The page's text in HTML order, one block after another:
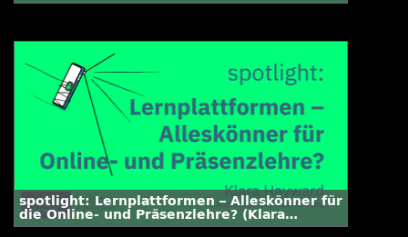
spotlight: Lernplattformen – Alleskönner für
die Online- und Präsenzlehre? (Klara
Hayward)